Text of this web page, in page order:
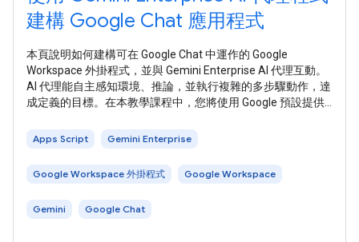
建構 Google Chat 應用程式
本頁說明如何建構可在 Google Chat 中運作的 Google
Workspace 外掛程式，並與 Gemini Enterprise AI 代理互動。
AI 代理能自主感知環境、推論，並執行複雜的多步驟動作，達
成定義的目標。在本教學課程中，您將使用 Google 預設提供
題。 下圖顯示架構和訊息傳送模式： 在上圖中，使用者與透
Apps Script Gemini Enterprise
Google Workspace 外掛程式 Google Workspace
Gemini Google Chat